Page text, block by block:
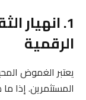
1. انهيار
الرقمية
يعتبر الغموض
المستثمرين. إذا